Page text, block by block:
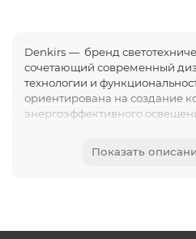
Denkirs — бренд
сочетающий современный
технологии и
ориентирована на создание
энергоэффективного
ОсновныеПоказать